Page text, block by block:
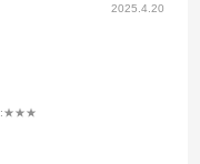
2025.4.20
:★★★